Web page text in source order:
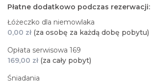
Płatne dodatkowo podczas rezerwacji:
Łóżeczko dla niemowlaka
0,00 zł (za osobę za każdą dobę pobytu)
Opłata serwisowa 169
169,00 zł (za cały pobyt)
Śniadania